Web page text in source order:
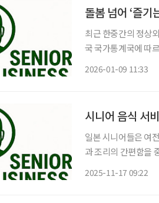
돌봄 넘어 ‘즐기
최근 한중간의 정상
국 국가통계국에 따
2026-01-09 11:33
시니어 음식 서
일본 시니어들은 여
과 조리의 간편함을
2025-11-17 09:22